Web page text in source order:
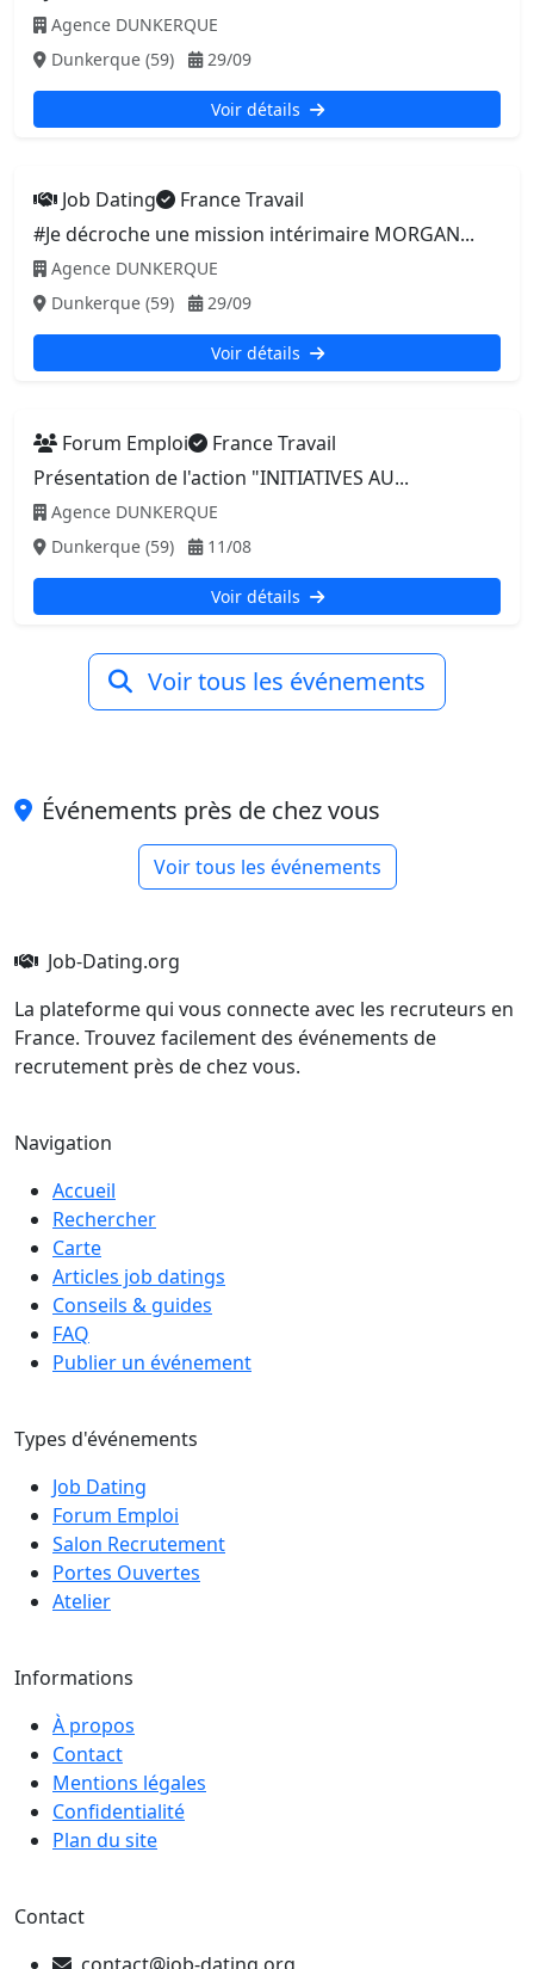
Agence DUNKERQUE
Dunkerque (59)
29/09
Voir détails
Job Dating
France Travail
#Je décroche une mission intérimaire MORGAN...
Agence DUNKERQUE
Dunkerque (59)
29/09
Voir détails
Forum Emploi
France Travail
Présentation de l'action "INITIATIVES AU...
Agence DUNKERQUE
Dunkerque (59)
11/08
Voir détails
Voir tous les événements
Événements près de chez vous
Voir tous les événements
Job-Dating.org
La plateforme qui vous connecte avec les recruteurs en
France. Trouvez facilement des événements de
recrutement près de chez vous.
Navigation
Accueil
Rechercher
Carte
Articles job datings
Conseils & guides
FAQ
Publier un événement
Types d'événements
Job Dating
Forum Emploi
Salon Recrutement
Portes Ouvertes
Atelier
Informations
À propos
Contact
Mentions légales
Confidentialité
Plan du site
Contact